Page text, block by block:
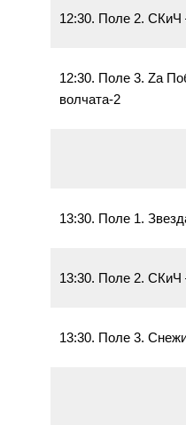
12:30. Поле 2. СКиЧ
12:30. Поле 3. Zа
волчата-2
13:30. Поле 1.
13:30. Поле 2. СКиЧ
13:30. Поле 3.